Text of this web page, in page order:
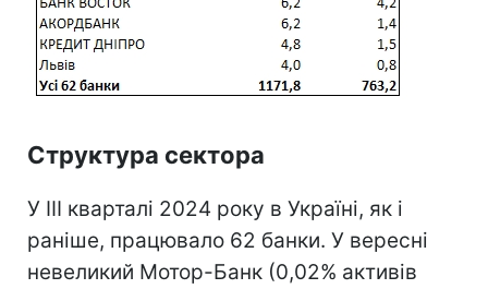
Структура сектора
У III кварталі 2024 року в Україні, як і
раніше, працювало 62 банки. У вересні
невеликий Мотор-Банк (0,02% активів